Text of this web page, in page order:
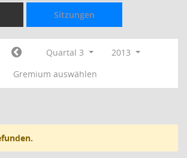
Sitzungen
Quartal 3
2013
Gremium auswählen